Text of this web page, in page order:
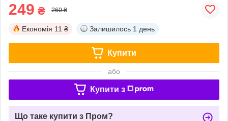
249 ₴ 260 ₴
Економія 11 ₴ Залишилось 1 день
Купити
або
Купити з
Що таке купити з Пром?